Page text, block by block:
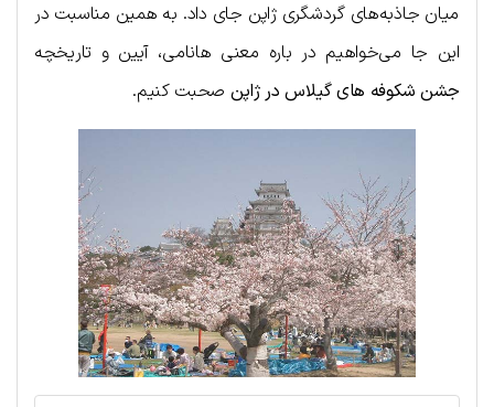
میان جاذبه‌های گردشگری ژاپن جای داد. به همین مناسبت در
این جا می‌خواهیم در باره معنی هانامی، آیین و تاریخچه
جشن شکوفه های گیلاس در ژاپن صحبت کنیم.